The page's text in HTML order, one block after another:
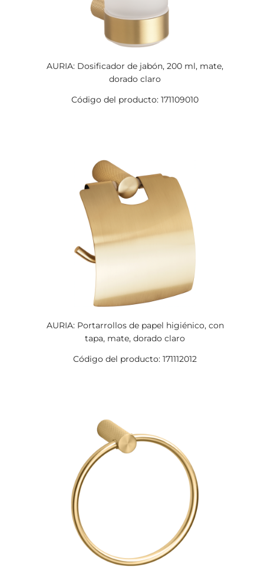
AURIA: Dosificador de jabón, 200 ml, mate,
dorado claro
Código del producto: 171109010
AURIA: Portarrollos de papel higiénico, con
tapa, mate, dorado claro
Código del producto: 171112012